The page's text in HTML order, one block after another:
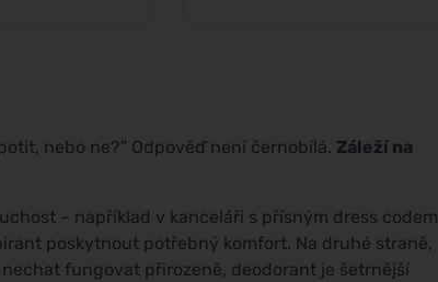
nebo ne?" Odpověď není černobílá. Záleží na
– například v kanceláři s přísným dress codem
poskytnout potřebný komfort. Na druhé straně,
fungovat přirozeně, deodorant je šetrnější